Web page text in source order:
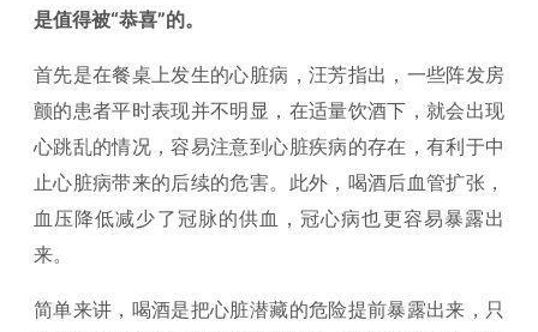
是值得被“恭喜”的。
首先是在餐桌上发生的心脏病，汪芳指出，一些阵发房
颤的患者平时表现并不明显，在适量饮酒下，就会出现
心跳乱的情况，容易注意到心脏疾病的存在，有利于中
止心脏病带来的后续的危害。此外，喝酒后血管扩张，
血压降低减少了冠脉的供血，冠心病也更容易暴露出
来。
简单来讲，喝酒是把心脏潜藏的危险提前暴露出来，只